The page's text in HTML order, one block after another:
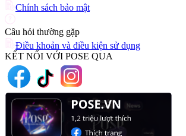
Chính sách bảo mật
Câu hỏi thường gặp
Điều khoản và điều kiện sử dụng
KẾT NỐI VỚI POSE QUA